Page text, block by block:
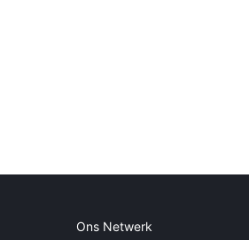
Ons Netwerk